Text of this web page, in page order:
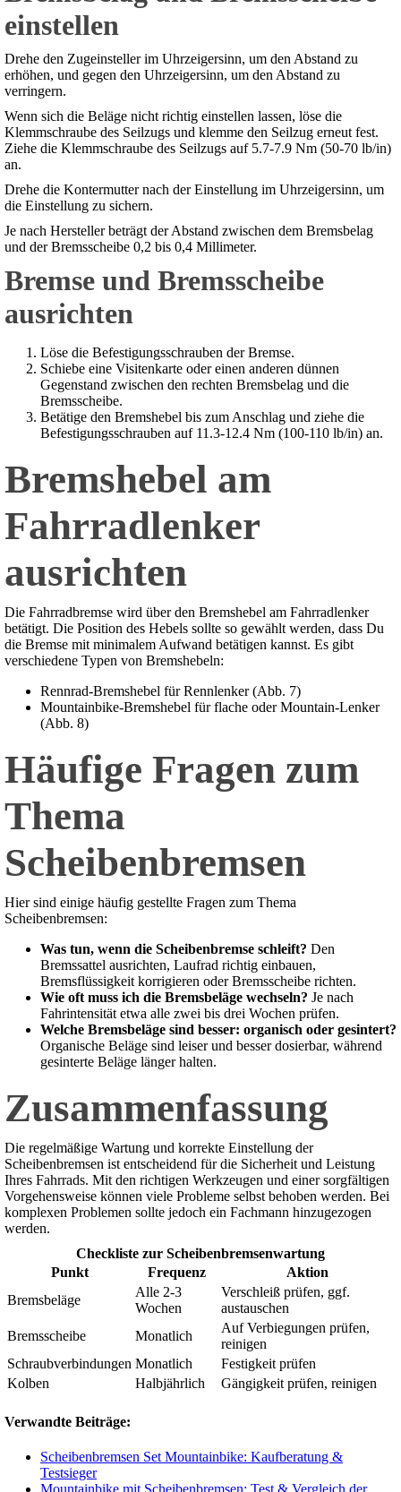
einstellen
Drehe den Zugeinsteller im Uhrzeigersinn, um den Abstand zu
erhöhen, und gegen den Uhrzeigersinn, um den Abstand zu
verringern.
Wenn sich die Beläge nicht richtig einstellen lassen, löse die
Klemmschraube des Seilzugs und klemme den Seilzug erneut fest.
Ziehe die Klemmschraube des Seilzugs auf 5.7-7.9 Nm (50-70 lb/in)
an.
Drehe die Kontermutter nach der Einstellung im Uhrzeigersinn, um
die Einstellung zu sichern.
Je nach Hersteller beträgt der Abstand zwischen dem Bremsbelag
und der Bremsscheibe 0,2 bis 0,4 Millimeter.
Bremse und Bremsscheibe
ausrichten
Löse die Befestigungsschrauben der Bremse.
Schiebe eine Visitenkarte oder einen anderen dünnen
Gegenstand zwischen den rechten Bremsbelag und die
Bremsscheibe.
Betätige den Bremshebel bis zum Anschlag und ziehe die
Befestigungsschrauben auf 11.3-12.4 Nm (100-110 lb/in) an.
Bremshebel am
Fahrradlenker
ausrichten
Die Fahrradbremse wird über den Bremshebel am Fahrradlenker
betätigt. Die Position des Hebels sollte so gewählt werden, dass Du
die Bremse mit minimalem Aufwand betätigen kannst. Es gibt
verschiedene Typen von Bremshebeln:
Rennrad-Bremshebel für Rennlenker (Abb. 7)
Mountainbike-Bremshebel für flache oder Mountain-Lenker
(Abb. 8)
Häufige Fragen zum
Thema
Scheibenbremsen
Hier sind einige häufig gestellte Fragen zum Thema
Scheibenbremsen:
Was tun, wenn die Scheibenbremse schleift? Den
Bremssattel ausrichten, Laufrad richtig einbauen,
Bremsflüssigkeit korrigieren oder Bremsscheibe richten.
Wie oft muss ich die Bremsbeläge wechseln? Je nach
Fahrintensität etwa alle zwei bis drei Wochen prüfen.
Welche Bremsbeläge sind besser: organisch oder gesintert?
Organische Beläge sind leiser und besser dosierbar, während
gesinterte Beläge länger halten.
Zusammenfassung
Die regelmäßige Wartung und korrekte Einstellung der
Scheibenbremsen ist entscheidend für die Sicherheit und Leistung
Ihres Fahrrads. Mit den richtigen Werkzeugen und einer sorgfältigen
Vorgehensweise können viele Probleme selbst behoben werden. Bei
komplexen Problemen sollte jedoch ein Fachmann hinzugezogen
werden.
Checkliste zur Scheibenbremsenwartung
Punkt
Frequenz
Aktion
Bremsbeläge
Alle 2-3
Wochen
Verschleiß prüfen, ggf.
austauschen
Bremsscheibe
Monatlich
Auf Verbiegungen prüfen,
reinigen
Schraubverbindungen Monatlich
Festigkeit prüfen
Kolben
Halbjährlich Gängigkeit prüfen, reinigen
Verwandte Beiträge:
Scheibenbremsen Set Mountainbike: Kaufberatung &
Testsieger
Mountainbike mit Scheibenbremsen: Test & Vergleich der